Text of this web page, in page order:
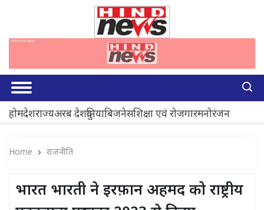
होमदेशराज्यअरब देशदुनियाबिजनेसशिक्षा एवं रोजगारमनोरंजन
Home राजनीति
भारत भारती ने इरफ़ान अहमद को राष्ट्रीय